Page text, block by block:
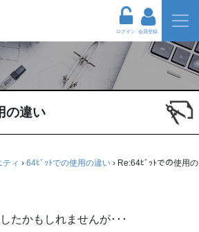
ログイン 会員登録
の違い
ティ › 64ﾋﾞｯﾄでの使用の違い › Re:64ﾋﾞｯﾄでの使用の
たかもしれませんが･･･